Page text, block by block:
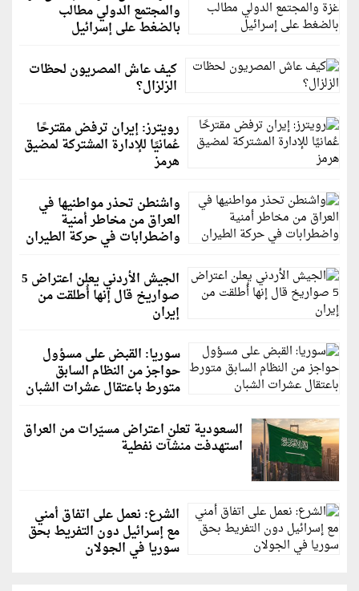
والمجتمع الدولي مطالب
بالضغط على إسرائيل
كيف عاش المصريون لحظات
الزلزال؟
رويترز: إيران ترفض مقترحًا
عُمانيًا للإدارة المشتركة لمضيق
هرمز
واشنطن تحذر مواطنيها في
العراق من مخاطر أمنية
واضطرابات في حركة الطيران
الجيش الأردني يعلن اعتراض 5
صواريخ قال إنها أُطلقت من
إيران
سوريا: القبض على مسؤول
حواجز من النظام السابق
متورط باعتقال عشرات الشبان
السعودية تعلن اعتراض مسيّرات من العراق
استهدفت منشآت نفطية
الشرع: نعمل على اتفاق أمني
مع إسرائيل دون التفريط بحق
سوريا في الجولان